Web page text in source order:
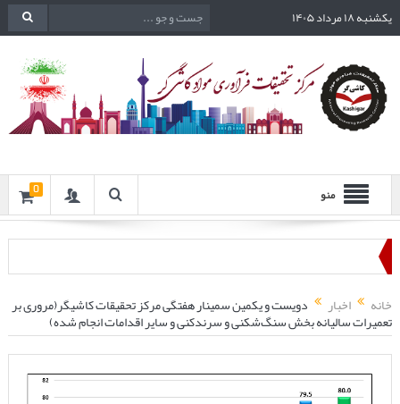
یکشنبه ۱۸ مرداد ۱۴۰۵
منو 0
خانه اخبار دویست و یکمین سمینار هفتگی مرکز تحقیقات کاشیگر(مروری بر
تعمیرات سالیانه بخش سنگ‌شکنی و سرندکنی و سایر اقدامات انجام شده)